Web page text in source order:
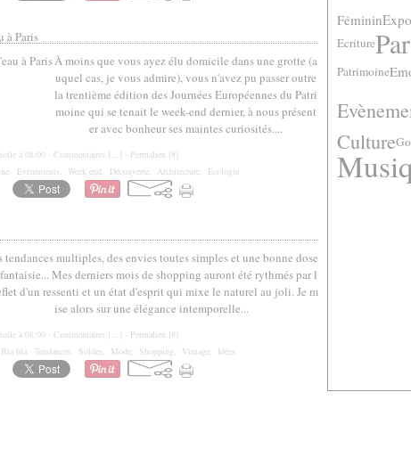
à Paris
À moins que vous ayez élu domicile dans une grotte (a
uquel cas, je vous admire), vous n'avez pu passer outre
la trentième édition des Journées Européennes du Patri
moine qui se tenait le week-end dernier, à nous présent
er avec bonheur ses maintes curiosités....
à 08:00 - Commentaires [… - Permalien [#
, Evènements, Week end, Découverte, Architecture, Ecologie
tendances multiples, des envies toutes simples et une bonne dose
Mes derniers mois de shopping auront été rythmés par l
d'un ressenti et un état d'esprit qui mixe le naturel au joli. Je m
ise alors sur une élégance intemporelle...
à 08:00 - Commentaires [… - Permalien [#
Bla bla, Tendances, Soldes, Mode, Shopping, Vintage, Idées
Féminin
Ecriture
Patrimoine
Culture